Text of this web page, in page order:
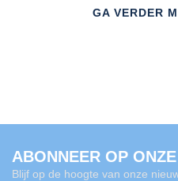
GA VERDER
ABONNEER OP
Blijf op de hoogte van onze